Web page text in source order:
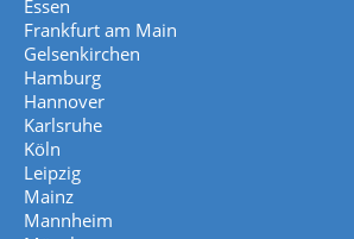
Essen
Frankfurt am Main
Gelsenkirchen
Hamburg
Hannover
Karlsruhe
Köln
Leipzig
Mainz
Mannheim